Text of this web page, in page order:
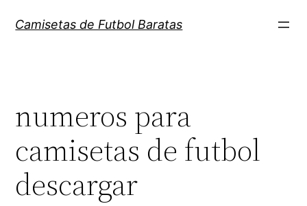
Camisetas de Futbol Baratas
numeros para
camisetas de futbol
descargar